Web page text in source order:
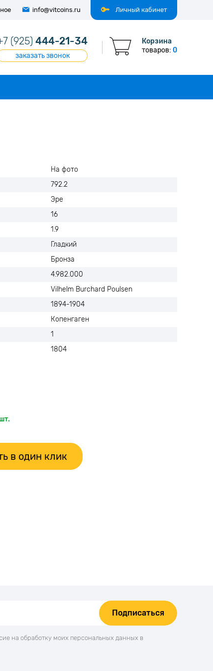
Личный кабинет
info@vitcoins.ru
(925) 444-21-34
заказать звонок
Корзина
товаров: 0
На фото
792.2
Эре
16
1.9
Гладкий
Бронза
4.982.000
Vilhelm Burchard Poulsen
1894-1904
Копенгаген
1
1804
в один клик
Подписаться
на обработку моих персональных данных в